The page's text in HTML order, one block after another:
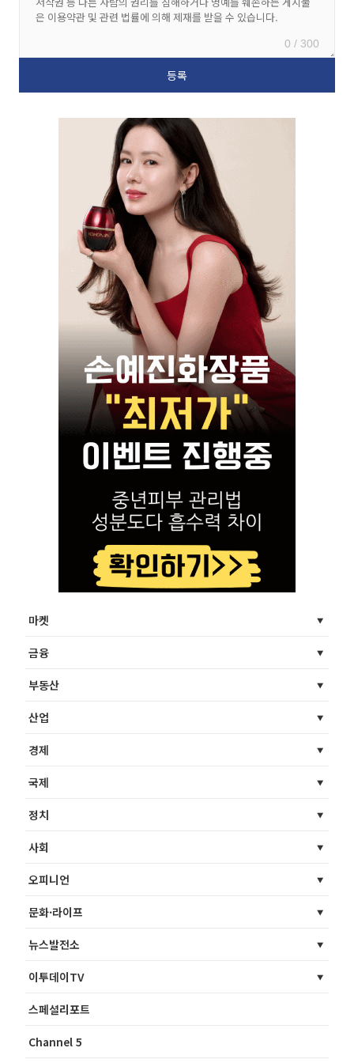
0 / 300
마켓
금융
부동산
산업
경제
국제
정치
사회
오피니언
문화·라이프
뉴스발전소
이투데이TV
스페셜리포트
Channel 5